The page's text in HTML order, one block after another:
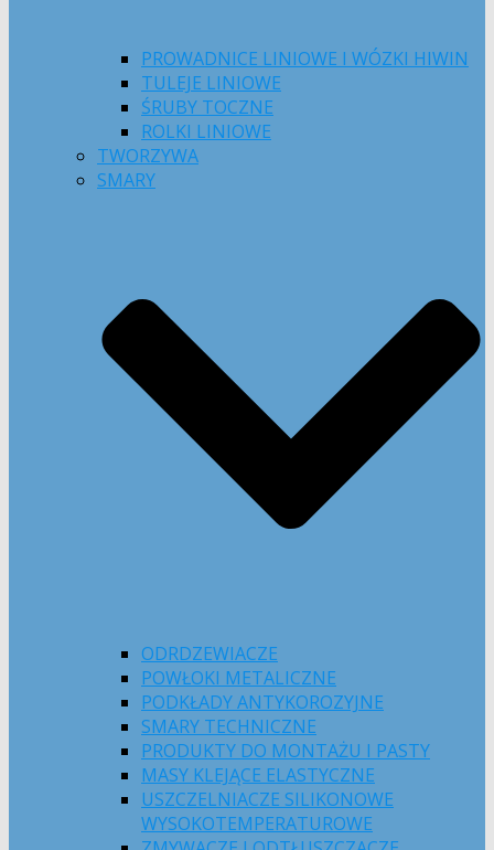
PROWADNICE LINIOWE I WÓZKI HIWIN
TULEJE LINIOWE
ŚRUBY TOCZNE
ROLKI LINIOWE
TWORZYWA
SMARY
ODRDZEWIACZE
POWŁOKI METALICZNE
PODKŁADY ANTYKOROZYJNE
SMARY TECHNICZNE
PRODUKTY DO MONTAŻU I PASTY
MASY KLEJĄCE ELASTYCZNE
USZCZELNIACZE SILIKONOWE
WYSOKOTEMPERATUROWE